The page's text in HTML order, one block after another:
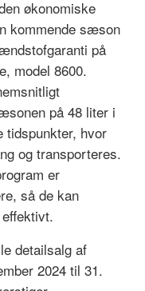
økonomiske
kommende sæson
på
model 8600.
på 48 liter i
tidspunkter, hvor
og transporteres.
er
så de kan
detailsalg af
2024 til 31.